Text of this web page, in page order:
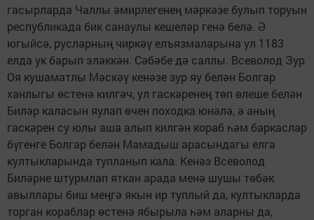
гасырларда Чаллы әмирлегенең мәркәзе булып торуын
республикада бик санаулы кешеләр генә белә. Ә
югыйсә, русларның чиркәү елъязмаларына ул 1183
елда ук барып эләккән. Сәбәбе дә саллы. Всеволод Зур
Оя кушаматлы Мәскәү кенәзе зур яу белән Болгар
ханлыгы өстенә килгәч, ул гаскәренең төп өлеше белән
Биләр каласын яулап өчен походка юнәлә, ә аның
гаскәрен су юлы аша алып килгән кораб һәм баркаслар
бүгенге Болгар белән Мамадыш арасындагы елга
култыкларында тупланып кала. Кенәз Всеволод
Биләрне штурмлап яткан арада менә шушы төбәк
авыллары биш меңгә якын ир туплый да, култыкларда
торган кораблар өстенә ябырыла һәм аларны да,